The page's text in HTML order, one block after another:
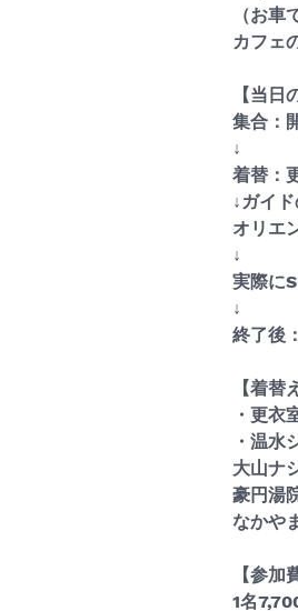
（お車
カフェ
【当日
集合：
↓
着替：
↓ガイ
オリエ
↓
実際に
↓
終了後
【着替
・更衣
・温水
大山ナ
豪円湯
なかや
【参加
1名